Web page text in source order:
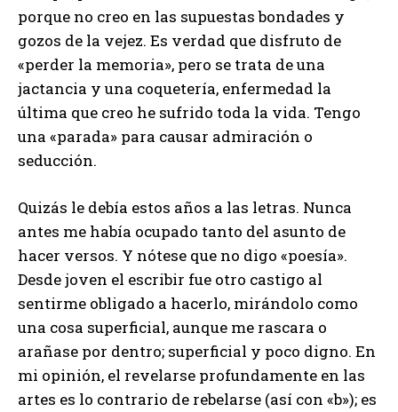
porque no creo en las supuestas bondades y
gozos de la vejez. Es verdad que disfruto de
«perder la memoria», pero se trata de una
jactancia y una coquetería, enfermedad la
última que creo he sufrido toda la vida. Tengo
una «parada» para causar admiración o
seducción.
Quizás le debía estos años a las letras. Nunca
antes me había ocupado tanto del asunto de
hacer versos. Y nótese que no digo «poesía».
Desde joven el escribir fue otro castigo al
sentirme obligado a hacerlo, mirándolo como
una cosa superficial, aunque me rascara o
arañase por dentro; superficial y poco digno. En
mi opinión, el revelarse profundamente en las
artes es lo contrario de rebelarse (así con «b»); es